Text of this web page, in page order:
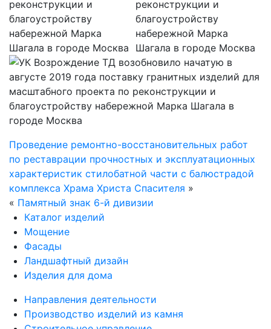
Проведение ремонтно-восстановительных работ
по реставрации прочностных и эксплуатационных
характеристик стилобатной части с балюстрадой
комплекса Храма Христа Спасителя »
« Памятный знак 6-й дивизии
Каталог изделий
Мощение
Фасады
Ландшафтный дизайн
Изделия для дома
Направления деятельности
Производство изделий из камня